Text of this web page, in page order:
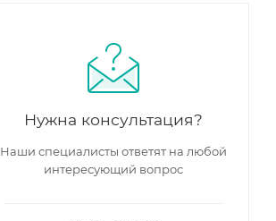
Нужна консультация?
Наши специалисты ответят на любой
интересующий вопрос